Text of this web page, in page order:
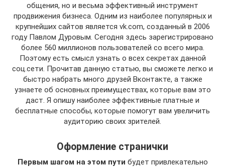
общения, но и весьма эффективный инструмент
продвижения бизнеса. Одним из наиболее популярных и
крупнейших сайтов является vk.com, созданный в 2006
году Павлом Дуровым. Сегодня здесь зарегистрировано
более 560 миллионов пользователей со всего мира.
Поэтому есть смысл узнать о всех секретах данной
соц.сети. Прочитав данную статью, вы сможете легко и
быстро набрать много друзей Вконтакте, а также
узнаете об основных преимуществах, которые вам это
даст. Я опишу наиболее эффективные платные и
бесплатные способы, которые помогут вам увеличить
аудиторию своих зрителей.
Оформление странички
Первым шагом на этом пути будет привлекательно